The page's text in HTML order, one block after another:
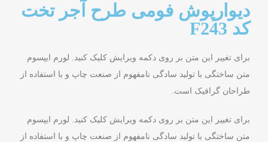
دیوارپوش فومی طرح آجر تخت
کد F243
برای تغییر این متن بر روی دکمه ویرایش کلیک کنید. لورم ایپسوم
متن ساختگی با تولید سادگی نامفهوم از صنعت چاپ و با استفاده از
طراحان گرافیک است.
برای تغییر این متن بر روی دکمه ویرایش کلیک کنید. لورم ایپسوم
متن ساختگی با تولید سادگی نامفهوم از صنعت چاپ و با استفاده از